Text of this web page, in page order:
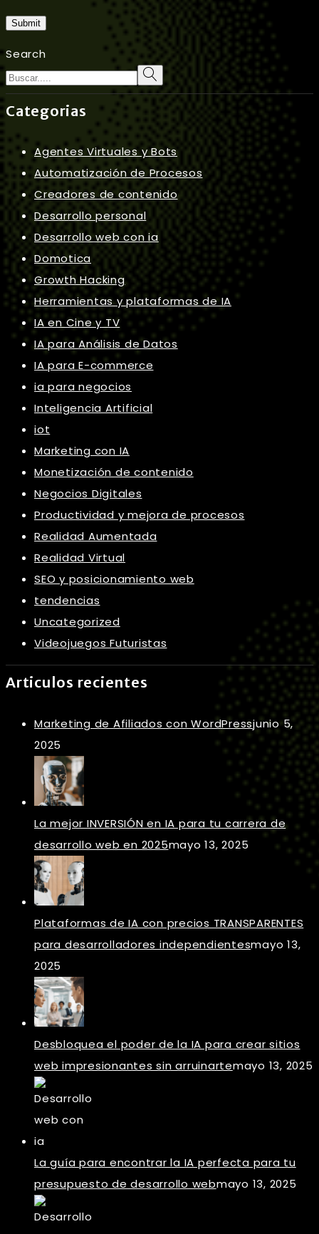
Submit
Search
Categorias
Agentes Virtuales y Bots
Automatización de Procesos
Creadores de contenido
Desarrollo personal
Desarrollo web con ia
Domotica
Growth Hacking
Herramientas y plataformas de IA
IA en Cine y TV
IA para Análisis de Datos
IA para E-commerce
ia para negocios
Inteligencia Artificial
iot
Marketing con IA
Monetización de contenido
Negocios Digitales
Productividad y mejora de procesos
Realidad Aumentada
Realidad Virtual
SEO y posicionamiento web
tendencias
Uncategorized
Videojuegos Futuristas
Articulos recientes
Marketing de Afiliados con WordPressjunio 5,
2025
La mejor INVERSIÓN en IA para tu carrera de
desarrollo web en 2025mayo 13, 2025
Plataformas de IA con precios TRANSPARENTES
para desarrolladores independientesmayo 13,
2025
Desbloquea el poder de la IA para crear sitios
web impresionantes sin arruinartemayo 13, 2025
La guía para encontrar la IA perfecta para tu
presupuesto de desarrollo webmayo 13, 2025